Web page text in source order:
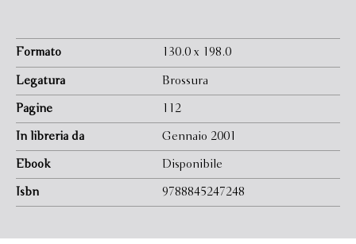
groviglio gordiano ch'è il cuore dei siciliani. Edizione
accresciuta e fotografie di Giuseppe Leone.
Formato 130.0 x 198.0
Legatura Brossura
Pagine 112
In libreria da Gennaio 2001
Ebook Disponibile
Isbn 9788845247248